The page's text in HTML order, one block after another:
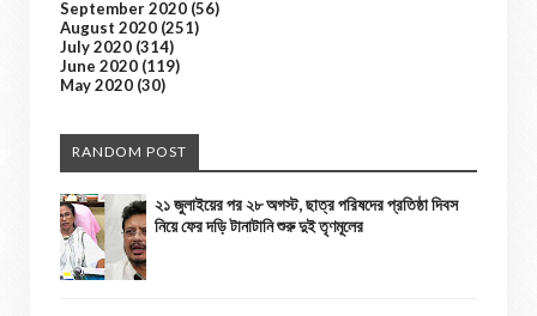
September 2020 (56)
August 2020 (251)
July 2020 (314)
June 2020 (119)
May 2020 (30)
RANDOM POST
২১ জুলাইয়ের পর ২৮ অগস্ট, ছাত্র পরিষদের প্রতিষ্ঠা দিবস
নিয়ে ফের দড়ি টানাটানি শুরু দুই তৃণমূলের